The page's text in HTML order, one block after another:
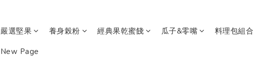
嚴選堅果 養身榖粉 經典果乾蜜餞 瓜子&零嘴 料理包組合
New Page